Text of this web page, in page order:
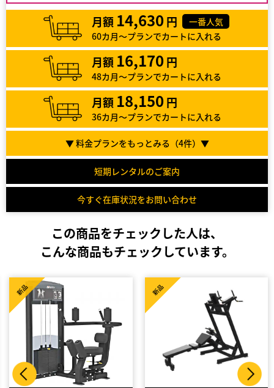
月額 14,630 円
一番人気
60カ月～プランでカートに入れる
月額 16,170 円
48カ月～プランでカートに入れる
月額 18,150 円
36カ月～プランでカートに入れる
▼ 料金プランをもっとみる（4件）▼
短期レンタルのご案内
今すぐ在庫状況をお問い合わせ
この商品をチェックした人は、
こんな商品もチェックしています。
新品 新品